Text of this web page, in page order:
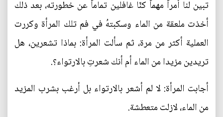
تبين لنا أمراً مهماً كنّا غافلين تماماً عن خطورته، بعد ذلك
أخذت ملعقة من الماء وسكبتهُ في فم تلك المرأة وكررت
العملية أكثر من مرة، ثم سألت المرأة: بماذا تشعرين، هل
تريدين مزيدا من الماء أم أنك شعرتِ بالارتواء؟.
أجابت المرأة: لا لم أشعر بالارتواء بل أرغب بشرب المزيد
من الماء، لازلت متعطشة.